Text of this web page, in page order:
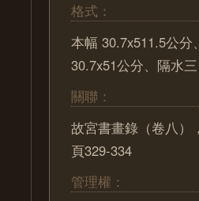
格式：
本幅 30.7x511.5公
30.7x51公分、隔水
關聯：
故宮書畫錄（卷八）
頁329-334
管理權：